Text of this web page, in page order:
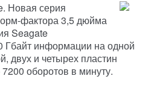
Новая серия
фактора 3,5 дюйма
Seagate
Гбайт информации на одной
двух и четырех пластин
оборотов в минуту.